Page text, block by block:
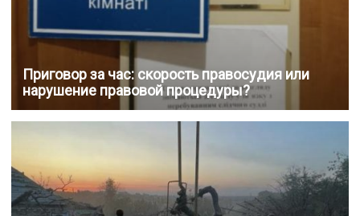
Приговор за час: скорость правосудия или
нарушение правовой процедуры?